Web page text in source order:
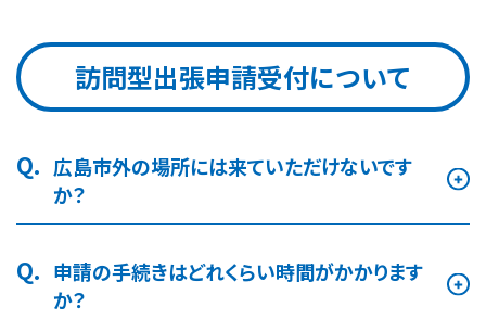
訪問型出張申請受付について
Q. 広島市外の場所には来ていただけないです
か？
Q. 申請の手続きはどれくらい時間がかかります
か？